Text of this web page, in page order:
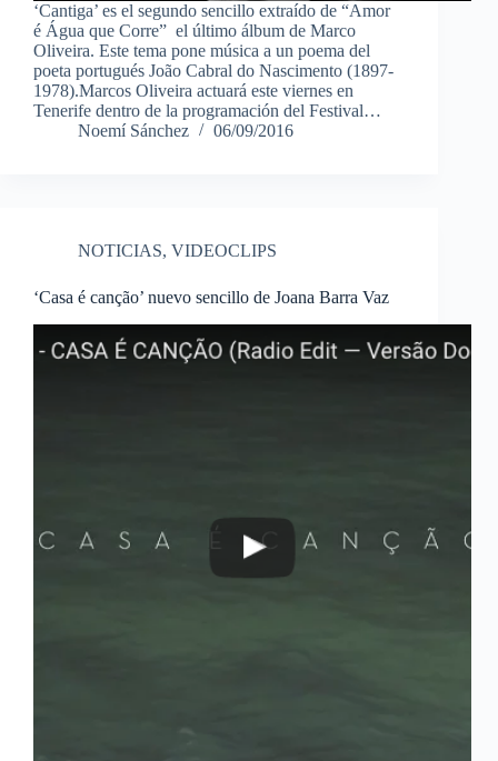
‘Cantiga’ es el segundo sencillo extraído de “Amor
é Água que Corre” el último álbum de Marco
Oliveira. Este tema pone música a un poema del
poeta portugués João Cabral do Nascimento (1897-
1978).Marcos Oliveira actuará este viernes en
Tenerife dentro de la programación del Festival…
Noemí Sánchez
06/09/2016
NOTICIAS, VIDEOCLIPS
‘Casa é canção’ nuevo sencillo de Joana Barra Vaz